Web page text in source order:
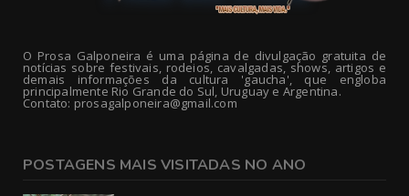
O Prosa Galponeira é uma página de divulgação gratuita de
notícias sobre festivais, rodeios, cavalgadas, shows, artigos e
demais informações da cultura 'gaucha', que engloba
principalmente Rio Grande do Sul, Uruguay e Argentina.
Contato: prosagalponeira@gmail.com
POSTAGENS MAIS VISITADAS NO ANO